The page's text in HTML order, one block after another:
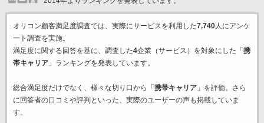
オリコン顧客満足度調査では、実際にサービスを利用した7,740人にアンケ
ート調査を実施。
満足度に関する回答を基に、調査した4企業（サービス）を対象にした「 携
帯キャリア」ランキングを発表しています。
総合満足度だけでなく、様々な切り口から「 携帯キャリア」を評価。さら
に回答者の口コミや評判といった、実際のユーザーの声も掲載していま
す。